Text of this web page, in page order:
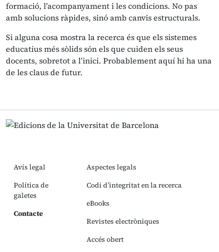
formació, l’acompanyament i les condicions. No pas
amb solucions ràpides, sinó amb canvis estructurals.
Si alguna cosa mostra la recerca és que els sistemes
educatius més sòlids són els que cuiden els seus
docents, sobretot a l’inici. Probablement aquí hi ha una
de les claus de futur.
Avís legal
Política de
galetes
Contacte
Aspectes legals
Codi d’integritat en la recerca
eBooks
Revistes electròniques
Accés obert